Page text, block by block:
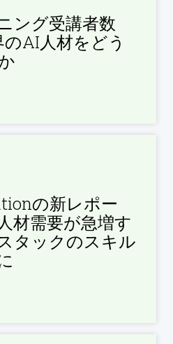
ング受講者数
AI人材をどう
の新レポー
材需要が急増す
タックのスキル